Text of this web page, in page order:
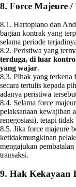
8. Force Majeure
8.1. Hartopiano dan
bagian kontrak yang
selama periode
8.2. Peristiwa yang
terduga, di luar
yang wajar.
8.3. Pihak yang terkena
secara tertulis kepada
adanya peristiwa
8.4. Selama force
pelaksanaan kewajiban
renegosiasi), tetapi
8.5. Jika force majeure
ketidakmungkinan
mengajukan
transaksi.
9. Hak Kekayaan